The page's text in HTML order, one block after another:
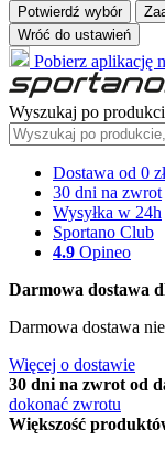
Potwierdź wybór
Wróć do ustawień
Pobierz aplikację
Wyszukaj po
Dostawa od 0 zł
30 dni na zwrot
Wysyłka w 24h
Sportano Club
4.9 Opineo
Darmowa dostawa
Darmowa dostawa
Więcej o dostawie
30 dni na zwrot od
dokonać zwrotu
Większość